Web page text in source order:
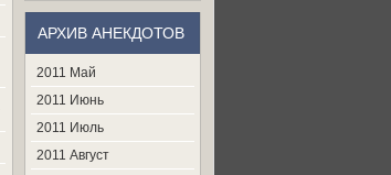
АРХИВ АНЕКДОТОВ
2011 Май
2011 Июнь
2011 Июль
2011 Август